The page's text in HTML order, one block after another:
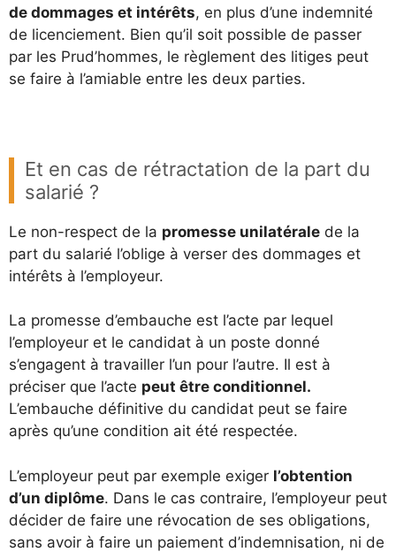
de dommages et intérêts, en plus d’une indemnité
de licenciement. Bien qu’il soit possible de passer
par les Prud’hommes, le règlement des litiges peut
se faire à l’amiable entre les deux parties.
Et en cas de rétractation de la part du
salarié ?
Le non-respect de la promesse unilatérale de la
part du salarié l’oblige à verser des dommages et
intérêts à l’employeur.
La promesse d’embauche est l’acte par lequel
l’employeur et le candidat à un poste donné
s’engagent à travailler l’un pour l’autre. Il est à
préciser que l’acte peut être conditionnel.
L’embauche définitive du candidat peut se faire
après qu’une condition ait été respectée.
L’employeur peut par exemple exiger l’obtention
d’un diplôme. Dans le cas contraire, l’employeur peut
décider de faire une révocation de ses obligations,
sans avoir à faire un paiement d’indemnisation, ni de